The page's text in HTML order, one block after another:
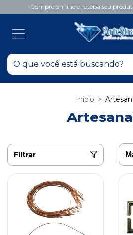
Compre on-line e receba seu
Início >
Filtrar